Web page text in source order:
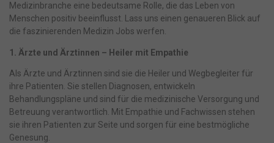
Medizinbranche eine bedeutsame Rolle, die das Leben von
Menschen positiv beeinflusst. Lass uns einen genaueren Blick auf
die faszinierenden Medizin Jobs werfen.
1. Ärzte und Ärztinnen – Heiler mit Empathie
Als Ärzte und Ärztinnen sind sie die Heiler und Wegbegleiter für
ihre Patienten. Sie stellen Diagnosen, entwickeln
Behandlungspläne und sind für die medizinische Versorgung und
Betreuung verantwortlich. Mit Empathie und Fachwissen stehen
sie ihren Patienten zur Seite und sorgen für eine bestmögliche
Genesung.